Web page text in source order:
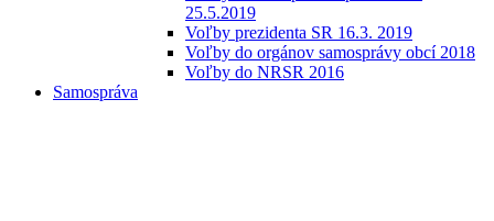
25.5.2019
Voľby prezidenta SR 16.3. 2019
Voľby do orgánov samosprávy obcí 2018
Voľby do NRSR 2016
Samospráva